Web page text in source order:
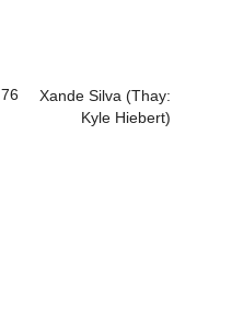
Xande Silva (Thay:
Kyle Hiebert)
76